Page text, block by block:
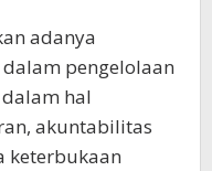
adanya
pengelolaan
hal
akuntabilitas
keterbukaan